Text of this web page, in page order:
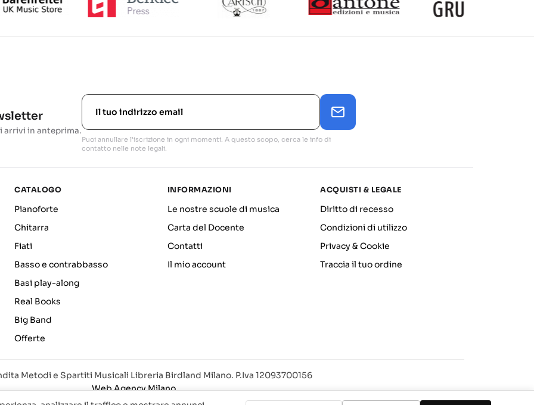
arrivi in anteprima.
Puoi annullare l'iscrizione in ogni momenti. A questo scopo, cerca le info di
contatto nelle note legali.
CATALOGO
Pianoforte
Chitarra
Fiati
Basso e contrabbasso
Basi play-along
Real Books
Big Band
Offerte
INFORMAZIONI
Le nostre scuole di musica
Carta del Docente
Contatti
Il mio account
ACQUISTI & LEGALE
Diritto di recesso
Condizioni di utilizzo
Privacy & Cookie
Traccia il tuo ordine
Metodi e Spartiti Musicali Libreria Birdland Milano. P.Iva 12093700156
Web Agency Milano